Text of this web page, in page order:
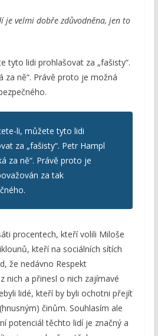
je velmi dobře zdůvodněna, jen to
tyto lidi prohlašovat za „fašisty“.
za ně“. Právě proto je možná
li, můžete tyto lidi
za „fašisty“. Petr Hampl
za ně“. Právě proto je
za tak
procentech, kteří volili Miloše
kteří na sociálních sítích
že nedávno Respekt
nich a přinesl o nich zajímavé
lidé, kteří by byli ochotni přejít
činům. Souhlasím ale
potenciál těchto lidí je značný a